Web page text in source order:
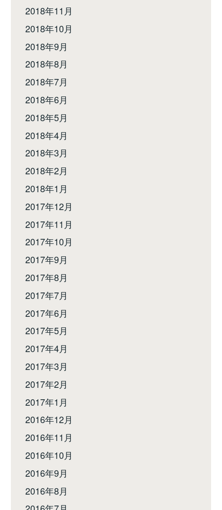
2018年11月
2018年10月
2018年9月
2018年8月
2018年7月
2018年6月
2018年5月
2018年4月
2018年3月
2018年2月
2018年1月
2017年12月
2017年11月
2017年10月
2017年9月
2017年8月
2017年7月
2017年6月
2017年5月
2017年4月
2017年3月
2017年2月
2017年1月
2016年12月
2016年11月
2016年10月
2016年9月
2016年8月